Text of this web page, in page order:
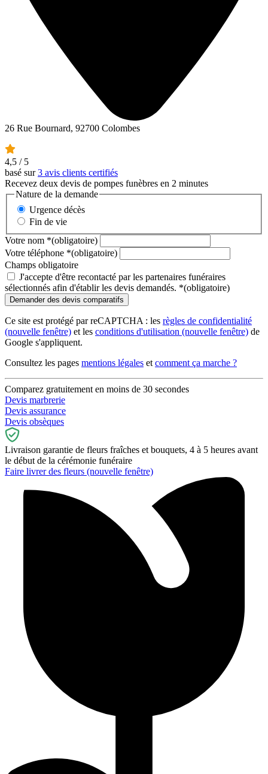
26 Rue Bournard, 92700 Colombes
4,5 / 5
basé sur3 avis clients certifiés
Recevez deux devis de pompes funèbres en 2 minutes
Nature de la demande
Urgence décès
Fin de vie
Votre nom *(obligatoire)
Votre téléphone *(obligatoire)
Champs obligatoire
J'accepte d'être recontacté par les partenaires funéraires
sélectionnés afin d'établir les devis demandés. *(obligatoire)
Ce site est protégé par reCAPTCHA : les règles de confidentialité
(nouvelle fenêtre) et les conditions d'utilisation (nouvelle fenêtre) de
Google s'appliquent.
Consultez les pages mentions légales et comment ça marche ?
Comparez gratuitement en moins de 30 secondes
Devis marbrerie
Devis assurance
Devis obsèques
Livraison garantie de fleurs fraîches et bouquets, 4 à 5 heures avant
le début de la cérémonie funéraire
Faire livrer des fleurs (nouvelle fenêtre)